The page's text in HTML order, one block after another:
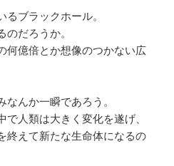
ブラックホール。
だろうか。
何億倍とか想像のつかない広
んか一瞬であろう。
人類は大きく変化を遂げ、
終えて新たな生命体になるの